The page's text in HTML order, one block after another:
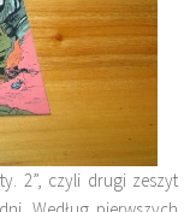
2”, czyli drugi zeszyt